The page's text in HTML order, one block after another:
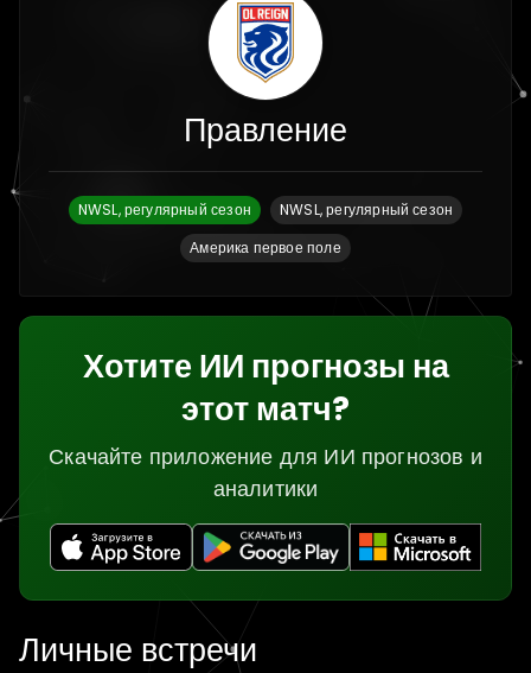
Правление
NWSL, регулярный сезон
NWSL, регулярный сезон
Америка первое поле
Хотите ИИ прогнозы на
этот матч?
Скачайте приложение для ИИ прогнозов и
аналитики
Личные встречи